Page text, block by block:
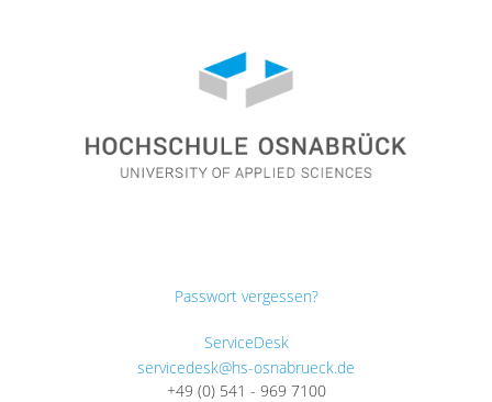
Passwort vergessen?
ServiceDesk
servicedesk@hs-osnabrueck.de
+49 (0) 541 - 969 7100